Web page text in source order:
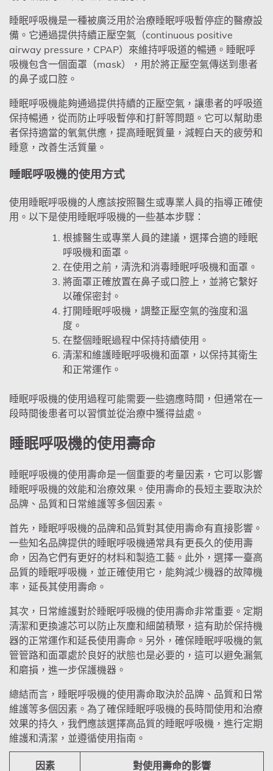
睡眠呼吸機是一種被廣泛用於治療睡眠呼吸暫停症的醫療設
備。它通過提供持續正壓空氣（continuous positive
airway pressure，CPAP）來維持呼吸道的暢通。睡眠呼
吸機包含一個面罩（mask），用於將正壓空氣傳送到患者
的鼻子或口腔。
睡眠呼吸機能夠通過提供持續的正壓空氣，讓患者的呼吸道
保持暢通，從而防止呼吸暫停和打鼾等問題。它可以幫助患
者保持適當的氧氣供應，提高睡眠質量，減輕白天的疲勞和
睡意，改善生活質量。
睡眠呼吸機的使用方式
使用睡眠呼吸機的人應該按照醫生或專業人員的指導正確使
用。以下是使用睡眠呼吸機的一些基本步驟：
根據醫生或專業人員的建議，選擇合適的睡眠
呼吸機和面罩。
在使用之前，清洗和消毒睡眠呼吸機和面罩。
將面罩正確放置在鼻子或口腔上，並將它繫好
以確保密封。
打開睡眠呼吸機，調整正壓空氣的強度和溫
度。
在整個睡眠過程中保持持續使用。
清潔和維護睡眠呼吸機和面罩，以保持其衛生
和正常運作。
睡眠呼吸機的使用過程可能需要一些適應時間，但通常在一
段時間後患者可以習慣並從治療中獲得益處。
睡眠呼吸機的使用壽命
睡眠呼吸機的使用壽命是一個重要的考量因素，它可以影響
睡眠呼吸機的效能和治療效果。使用壽命的長短主要取決於
品牌、品質和日常維護等多個因素。
首先，睡眠呼吸機的品牌和品質對其使用壽命有直接影響。
一些知名品牌提供的睡眠呼吸機通常具有更長久的使用壽
命，因為它們有更好的材料和製造工藝。此外，選擇一臺高
品質的睡眠呼吸機，並正確使用它，能夠減少機器的故障機
率，延長其使用壽命。
其次，日常維護對於睡眠呼吸機的使用壽命非常重要。定期
清潔和更換濾芯可以防止灰塵和細菌積聚，這有助於保持機
器的正常運作和延長使用壽命。另外，確保睡眠呼吸機的氣
管管路和面罩處於良好的狀態也是必要的，這可以避免漏氣
和磨損，進一步保護機器。
總結而言，睡眠呼吸機的使用壽命取決於品牌、品質和日常
維護等多個因素。為了確保睡眠呼吸機的長時間使用和治療
效果的持久，我們應該選擇高品質的睡眠呼吸機，進行定期
維護和清潔，並遵循使用指南。
因素 對使用壽命的影響